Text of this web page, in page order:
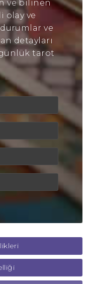
ve bilinen
olay ve
ve
detayları
tarot